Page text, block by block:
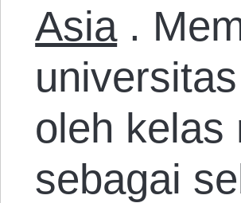
Asia.
oleh kelas
sebagai